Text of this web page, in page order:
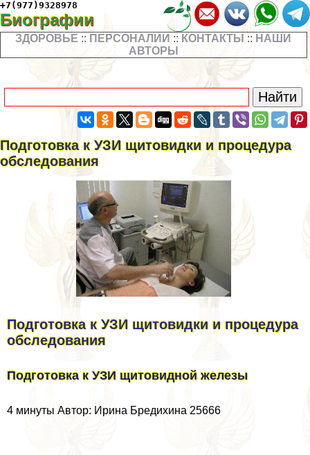
+7(977)9328978
Биографии
ЗДОРОВЬЕ :: ПЕРСОНАЛИИ :: КОНТАКТЫ :: НАШИ
АВТОРЫ
Подготовка к УЗИ щитовидки и процедypa
обследования
Подготовка к УЗИ щитовидки и процедypa
обследования
Подготовка к УЗИ щитовидной железы
4 минуты Автор: Ирина Бредихина 25666